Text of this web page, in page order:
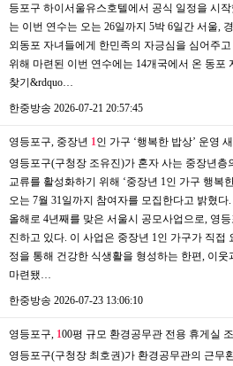
등포구 하이서울유스호텔에서 공식 일정을 시
는 이번 연수는 오는 26일까지 5박 6일간 서울,
외동포 자녀들에게 한민족의 자긍심을 심어주
위해 마련된 이번 연수에는 14개국에서 온 동포
찾기&rdquo…
한중방송 2026-07-21 20:57:45
영등포구, 중장년 1 인 가구 ‘행복한 밥상’ 운영
영등포구(구청장 조유진)가 혼자 사는 중장년
교류를 활성화하기 위해 ‘중장년 1인 가구 행복
오는 7월 31일까지 참여자를 모집한다고 밝혔다
올해로 4년째를 맞은 서울시 공모사업으로, 영
진하고 있다. 이 사업은 중장년 1인 가구가 직접
정을 통해 건강한 식생활을 형성하는 한편, 이
마련됐…
한중방송 2026-07-23 13:06:10
영등포구, 100평 규모 환경공무관 전용 휴게실
영등포구(구청장 최호권)가 환경공무관의 근무